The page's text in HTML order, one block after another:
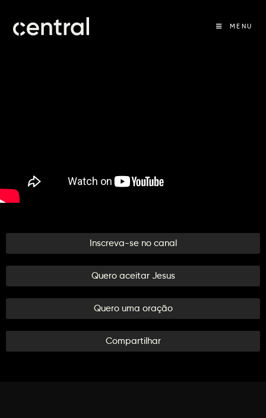
MENU
Inscreva-se no canal
Quero aceitar Jesus
Quero uma oração
Compartilhar